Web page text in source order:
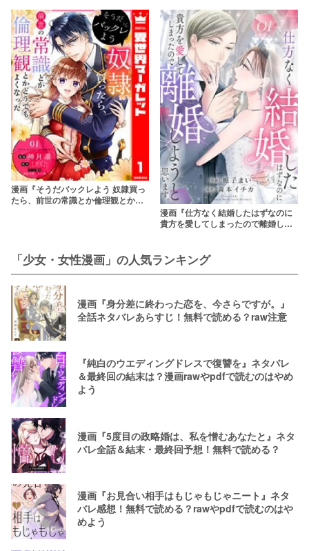
報・あらすじネタバレ！rawやpdfで
読むのはやめよう
終回の結末と登場人物を解説
漫画『そうだバックレよう 奴隷買っ
たら、前世の常識とか倫理観とかど
漫画『仕方なく結婚したはずなのに
貴方を愛してしまったので離婚しよ
う
「少女・女性漫画」の人気ランキング
漫画『身分差に終わった恋を、今さらですが。』
全話ネタバレあらすじ！無料で読める？raw注意
『純白のウエディングドレスで復讐を』ネタバレ
＆最終回の結末は？漫画rawやpdfで読むのはやめ
よう
漫画『5度目の政略婚は、私を憎むあなたと』ネタ
バレ全話＆結末・最終回予想！無料で読める？
漫画『お見合い相手はもじゃもじゃニート』ネタ
バレ感想！無料で読める？rawやpdfで読むのはや
めよう